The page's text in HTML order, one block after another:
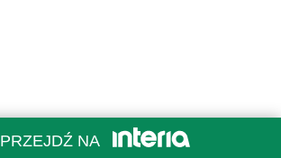
PRZEJDŹ NA